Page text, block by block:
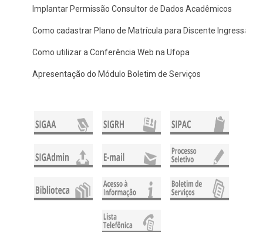
Implantar Permissão Consultor de Dados Acadêmicos
Como cadastrar Plano de Matrícula para Discente Ingressante
Como utilizar a Conferência Web na Ufopa
Apresentação do Módulo Boletim de Serviços